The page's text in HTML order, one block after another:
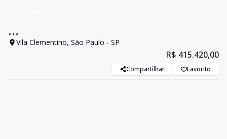
...
Vila Clementino, São Paulo - SP
R$ 415.420,00
Compartilhar Favorito